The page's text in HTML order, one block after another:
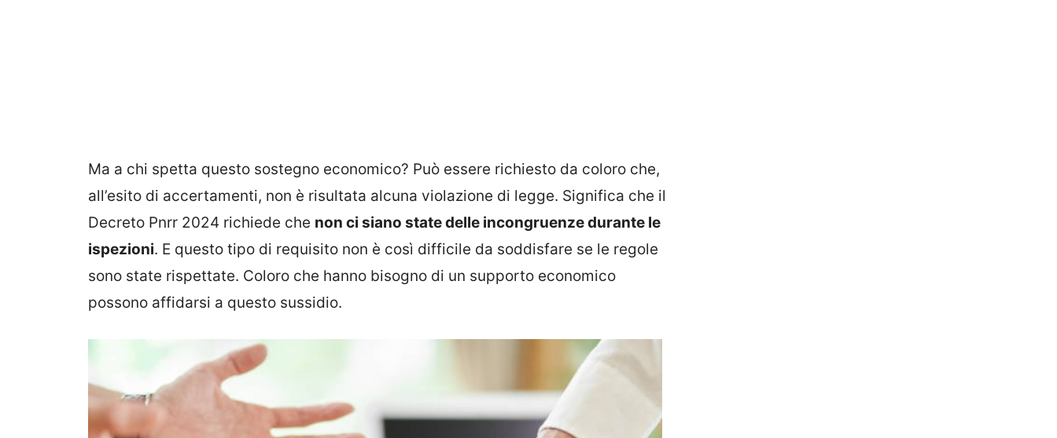
Ma a chi spetta questo sostegno economico? Può essere richiesto da coloro che,
all’esito di accertamenti, non è risultata alcuna violazione di legge. Significa che il
Decreto Pnrr 2024 richiede che non ci siano state delle incongruenze durante le
ispezioni. E questo tipo di requisito non è così difficile da soddisfare se le regole
sono state rispettate. Coloro che hanno bisogno di un supporto economico
possono affidarsi a questo sussidio.